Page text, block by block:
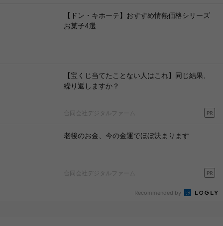
【ドン・キホーテ】おすすめ情熱価格シリーズ
お菓子4選
【宝くじ当てたことない人はこれ】同じ結果、
繰り返しますか？
合同会社デジタルファーム PR
老後のお金、今の金運でほぼ決まります
合同会社デジタルファーム PR
Recommended by